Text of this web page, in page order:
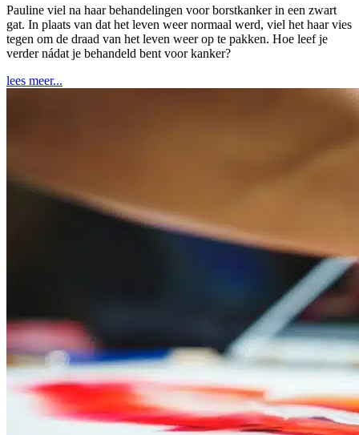
Pauline viel na haar behandelingen voor borstkanker in een zwart
gat. In plaats van dat het leven weer normaal werd, viel het haar vies
tegen om de draad van het leven weer op te pakken. Hoe leef je
verder nádat je behandeld bent voor kanker?
lees meer...